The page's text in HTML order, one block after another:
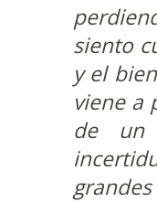
siento
y el
viene a
de un